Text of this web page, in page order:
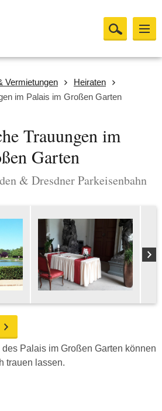
Vermietungen
Heiraten
im Palais im Großen Garten
Trauungen im
Garten
& Dresdner Parkeisenbahn
des Palais im Großen Garten können
trauen lassen.